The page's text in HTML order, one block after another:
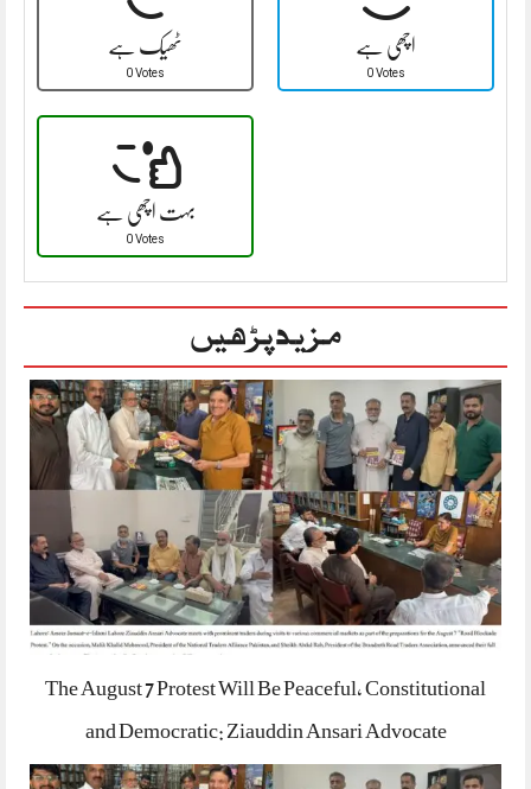
ٹھیک ہے
0 Votes
اچھی ہے
0 Votes
بہت اچھی ہے
0 Votes
مزید پڑھیں
The August 7 Protest Will Be Peaceful, Constitutional
and Democratic: Ziauddin Ansari Advocate